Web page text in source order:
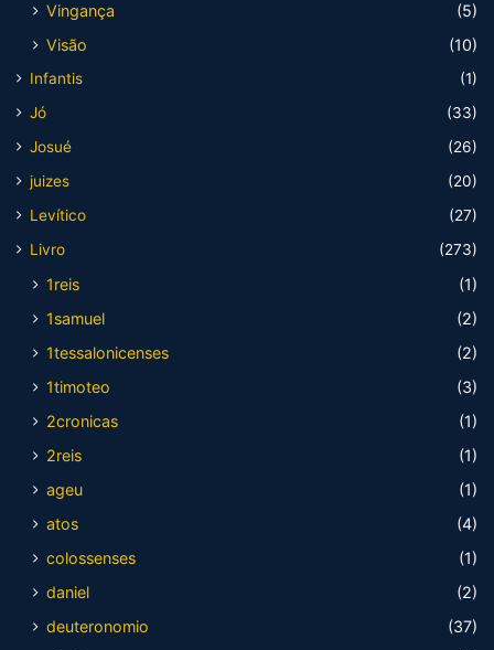
Vingança
(5)
Visão
(10)
Infantis
(1)
Jó
(33)
Josué
(26)
juizes
(20)
Levítico
(27)
Livro
(273)
1reis
(1)
1samuel
(2)
1tessalonicenses
(2)
1timoteo
(3)
2cronicas
(1)
2reis
(1)
ageu
(1)
atos
(4)
colossenses
(1)
daniel
(2)
deuteronomio
(37)